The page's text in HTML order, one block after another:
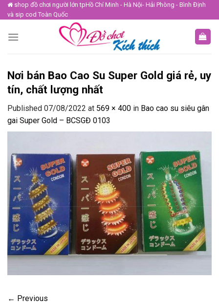
Skip
to
shop đồ chơi người lớn tpHồ Chí Minh - Hà Nội- Hải Phòng - Bình Định
và sip cod Toàn Quốc
Nơi bán Bao Cao Su Super Gold giá rẻ, uy
tín, chất lượng nhất
Published 07/08/2022 at 569 × 400 in Bao cao su siêu gân
gai Super Gold – BCSGĐ 0103
← Previous